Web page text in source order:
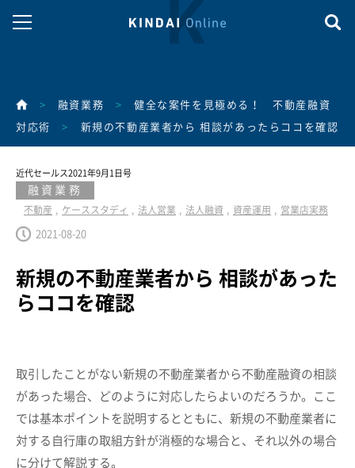
> 融資業務 > 健全な案件を見極める！ 不動産融資
対応術 > 新規の不動産業者から 相談があったらココを確認
近代セールス2021年9月1日号
融資業務
不動産 ケーススタディ 法人営業 法人融資 資産運用 営業店実務
2021-08-20
新規の不動産業者から 相談があった
らココを確認
取引したことがない新規の不動産業者から不動産融資の相談
があった場合、どのように対応したらよいのだろうか。ここ
では基本ポイントを説明するとともに、新規の不動産業者に
対する自行庫の取組方針が消極的な場合と、それ以外の場合
に分けて解説する。